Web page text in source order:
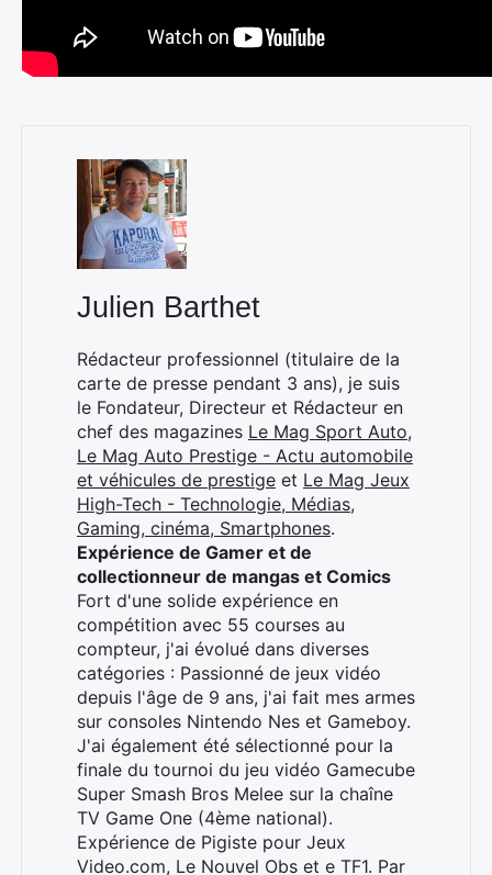
Julien Barthet
Rédacteur professionnel (titulaire de la
carte de presse pendant 3 ans), je suis
le Fondateur, Directeur et Rédacteur en
chef des magazines Le Mag Sport Auto,
Le Mag Auto Prestige - Actu automobile
et véhicules de prestige et Le Mag Jeux
High-Tech - Technologie, Médias,
Gaming, cinéma, Smartphones.
Expérience de Gamer et de
collectionneur de mangas et Comics
Fort d'une solide expérience en
compétition avec 55 courses au
compteur, j'ai évolué dans diverses
catégories : Passionné de jeux vidéo
depuis l'âge de 9 ans, j'ai fait mes armes
sur consoles Nintendo Nes et Gameboy.
J'ai également été sélectionné pour la
finale du tournoi du jeu vidéo Gamecube
Super Smash Bros Melee sur la chaîne
TV Game One (4ème national).
Expérience de Pigiste pour Jeux
Video.com, Le Nouvel Obs et e TF1. Par